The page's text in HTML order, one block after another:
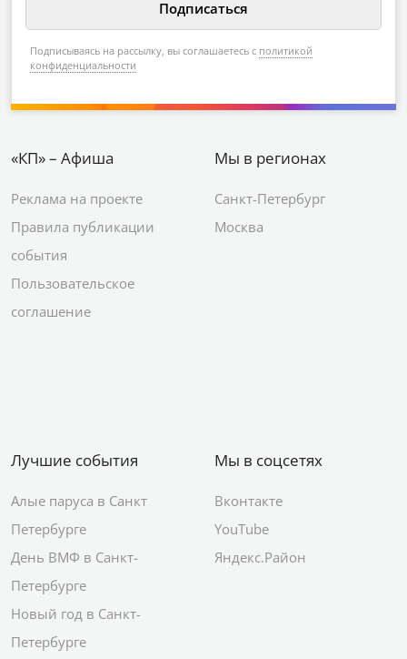
Подписываясь на рассылку, вы соглашаетесь с политикой
конфиденциальности
«КП» – Афиша
Реклама на проекте
Правила публикации
события
Пользовательское
соглашение
Мы в регионах
Санкт-Петербург
Москва
Лучшие события
Алые паруса в Санкт
Петербурге
День ВМФ в Санкт-
Петербурге
Новый год в Санкт-
Петербурге
Мы в соцсетях
Вконтакте
YouTube
Яндекс.Район